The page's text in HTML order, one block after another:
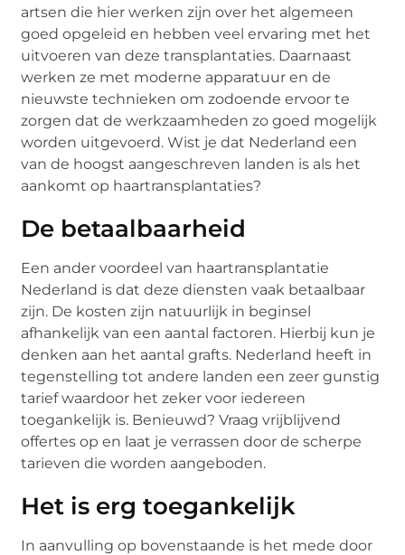
artsen die hier werken zijn over het algemeen
goed opgeleid en hebben veel ervaring met het
uitvoeren van deze transplantaties. Daarnaast
werken ze met moderne apparatuur en de
nieuwste technieken om zodoende ervoor te
zorgen dat de werkzaamheden zo goed mogelijk
worden uitgevoerd. Wist je dat Nederland een
van de hoogst aangeschreven landen is als het
aankomt op haartransplantaties?
De betaalbaarheid
Een ander voordeel van haartransplantatie
Nederland is dat deze diensten vaak betaalbaar
zijn. De kosten zijn natuurlijk in beginsel
afhankelijk van een aantal factoren. Hierbij kun je
denken aan het aantal grafts. Nederland heeft in
tegenstelling tot andere landen een zeer gunstig
tarief waardoor het zeker voor iedereen
toegankelijk is. Benieuwd? Vraag vrijblijvend
offertes op en laat je verrassen door de scherpe
tarieven die worden aangeboden.
Het is erg toegankelijk
In aanvulling op bovenstaande is het mede door